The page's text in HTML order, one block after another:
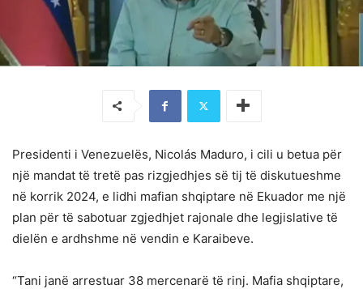
Presidenti i Venezuelës, Nicolás Maduro, i cili u betua për
një mandat të tretë pas rizgjedhjes së tij të diskutueshme
në korrik 2024, e lidhi mafian shqiptare në Ekuador me një
plan për të sabotuar zgjedhjet rajonale dhe legjislative të
dielën e ardhshme në vendin e Karaibeve.
“Tani janë arrestuar 38 mercenarë të rinj. Mafia shqiptare,